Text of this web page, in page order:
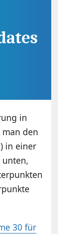
in
den
in einer
unten,
30 für